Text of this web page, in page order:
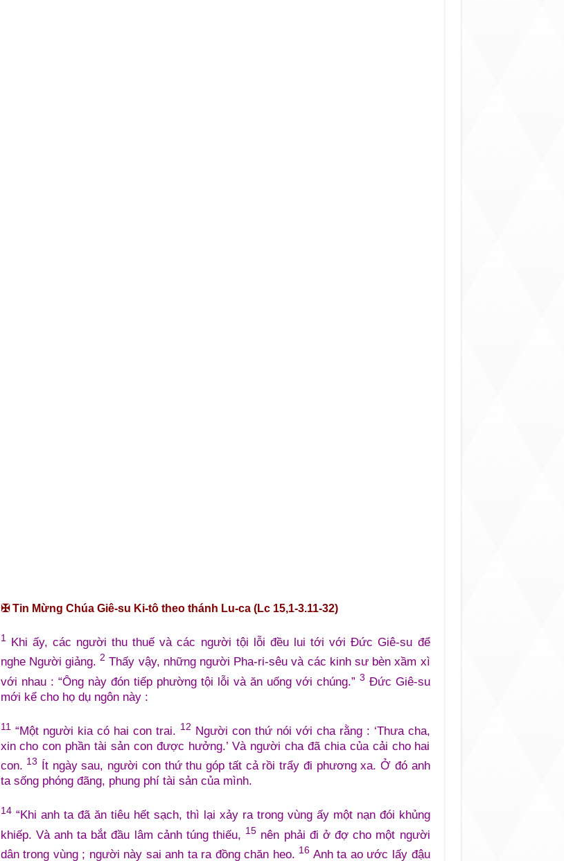
✠ Tin Mừng Chúa Giê-su Ki-tô theo thánh Lu-ca (Lc 15,1-3.11-32)
1Khi ấy, các người thu thuế và các người tội lỗi đều lui tới với Đức Giê-su để
nghe Người giảng.2 Thấy vậy, những người Pha-ri-sêu và các kinh sư bèn xầm xì
với nhau : “Ông này đón tiếp phường tội lỗi và ăn uống với chúng.” 3 Đức Giê-su
mới kể cho họ dụ ngôn này :
11“Một người kia có hai con trai. 12 Người con thứ nói với cha rằng : ‘Thưa cha,
xin cho con phần tài sản con được hưởng.’ Và người cha đã chia của cải cho hai
con. 13
Ít ngày sau, người con thứ thu góp tất cả rồi trẩy đi phương xa. Ở đó anh
ta sống phóng đãng, phung phí tài sản của mình.
14“Khi anh ta đã ăn tiêu hết sạch, thì lại xảy ra trong vùng ấy một nạn đói khủng
khiếp. Và anh ta bắt đầu lâm cảnh túng thiếu, 15 nên phải đi ở đợ cho một người
dân trong vùng ; người này sai anh ta ra đồng chăn heo. 16 Anh ta ao ước lấy đậu